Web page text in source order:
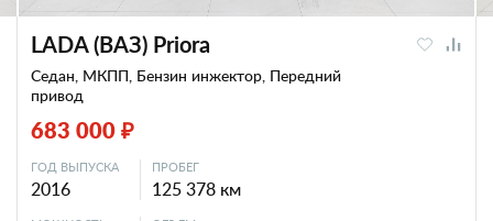
LADA (ВАЗ) Priora
Седан, МКПП, Бензин инжектор, Передний
привод
683 000 ₽
ГОД ВЫПУСКА
2016
ПРОБЕГ
125 378 км